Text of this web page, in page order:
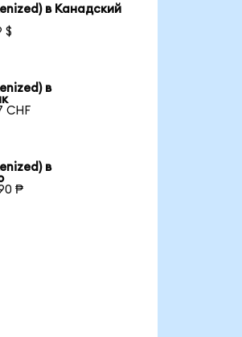
в Канадский
$
в
CHF
в
₱